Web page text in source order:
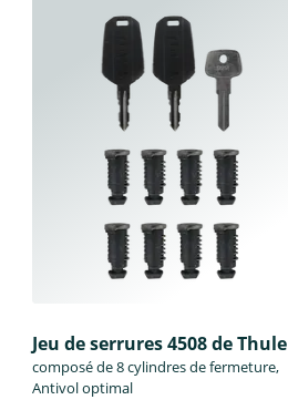
Jeu de serrures 4508 de Thule
composé de 8 cylindres de fermeture,
Antivol optimal